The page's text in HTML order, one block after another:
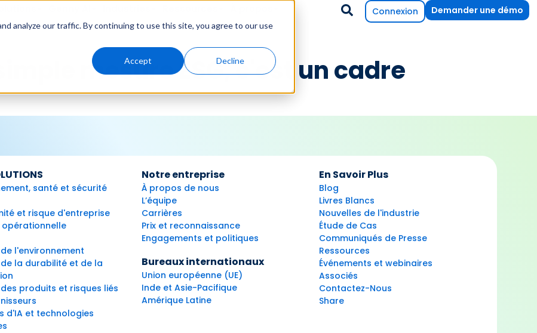
analyze our traffic. By continuing to use this site, you agree to our use
Accept Decline
Connexion Demander une démo
mesure ESG, c'est un cadre
santé et sécurité
et risque d'entreprise
opérationnelle
l'environnement
la durabilité et de la
produits et risques liés
d'IA et technologies
Notre entreprise
À propos de nous
L’équipe
Carrières
Prix ​​et reconnaissance
Engagements et politiques
Bureaux internationaux
Union européenne (UE)
Inde et Asie-Pacifique
Amérique Latine
En Savoir Plus
Blog
Livres Blancs
Nouvelles de l'industrie
Étude de Cas
Communiqués de Presse
Ressources
Événements et webinaires
Associés
Contactez-Nous
Share